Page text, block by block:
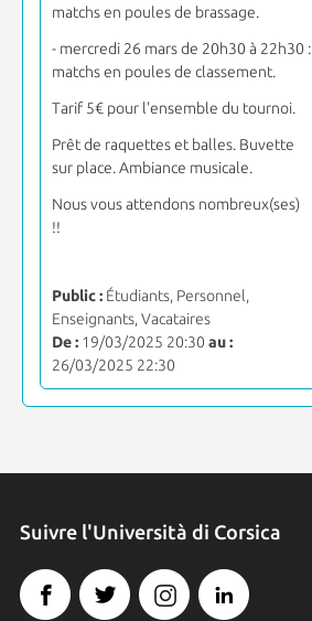
matchs en poules de brassage.
- mercredi 26 mars de 20h30 à 22h30 :
matchs en poules de classement.
Tarif 5€ pour l'ensemble du tournoi.
Prêt de raquettes et balles. Buvette
sur place. Ambiance musicale.
Nous vous attendons nombreux(ses)
!!
Public :Étudiants, Personnel,
Enseignants, Vacataires
De :19/03/2025 20:30 au :
26/03/2025 22:30
Suivre l'Università di Corsica